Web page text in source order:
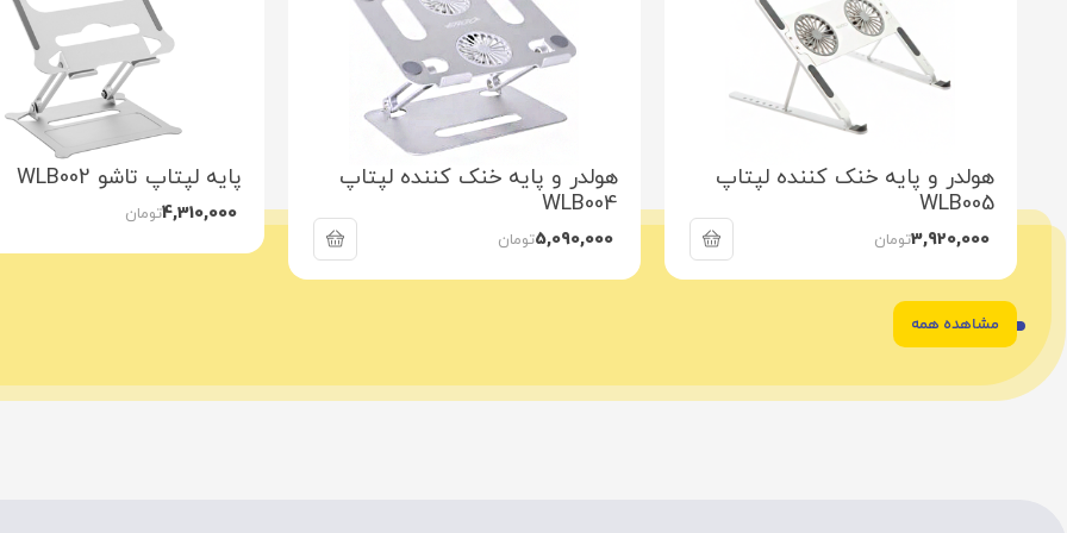
هولدر و پایه خنک کننده لپتاپ
WLB005
3,920,000تومان
هولدر و پایه خنک کننده لپتاپ
WLB004
5,090,000تومان
پایه لپتاپ تاشو WLB002
4,310,000تومان
1
2
3
4 مشاهده همه